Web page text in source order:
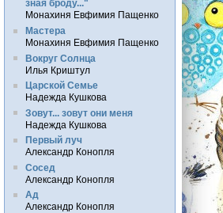
зная броду..."
Монахиня Евфимия Пащенко
Мастера
Монахиня Евфимия Пащенко
Вокруг Солнца
Илья Криштул
Царской Семье
Надежда Кушкова
Зовут... зовут они меня
Надежда Кушкова
Первый луч
Александр Конопля
Сосед
Александр Конопля
Ад
Александр Конопля